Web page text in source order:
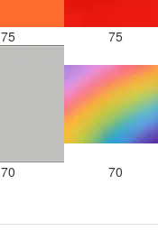
75 75
70 70